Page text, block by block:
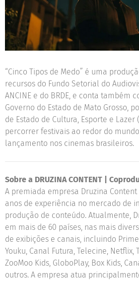
“Cinco Tipos de Medo” é uma
recursos do Fundo Setorial do
ANCINE e do BRDE, e conta também
Governo do Estado de Mato Grosso,
de Estado de Cultura, Esporte e Lazer
percorrer festivais ao redor do
lançamento nos cinemas brasileiros.
Sobre a DRUZINA CONTENT |
A premiada empresa Druzina
anos de experiência no mercado de
produção de conteúdo. Atualmente,
em mais de 60 países, nas mais
de exibições e canais, incluindo
Youku, Canal Futura, Telecine, Netflix,
ZooMoo Kids, GloboPlay, Box Kids,
outros. A empresa atua